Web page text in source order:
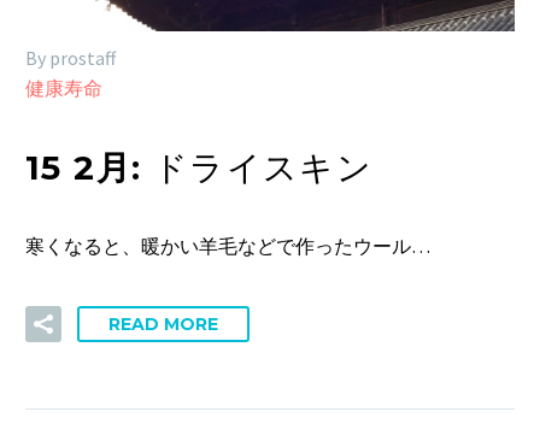
By prostaff
健康寿命
15 2月: ドライスキン
寒くなると、暖かい羊毛などで作ったウール…
READ MORE